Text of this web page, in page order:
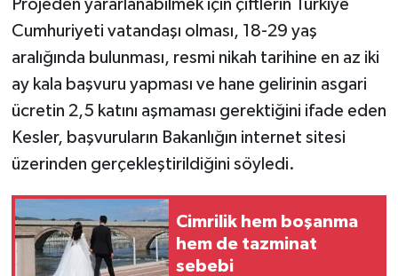
Projeden yararlanabilmek için çiftlerin Türkiye
Cumhuriyeti vatandaşı olması, 18-29 yaş
aralığında bulunması, resmi nikah tarihine en az iki
ay kala başvuru yapması ve hane gelirinin asgari
ücretin 2,5 katını aşmaması gerektiğini ifade eden
Kesler, başvuruların Bakanlığın internet sitesi
üzerinden gerçekleştirildiğini söyledi.
Cimrilik hem boşanma
hem de tazminat
sebebi